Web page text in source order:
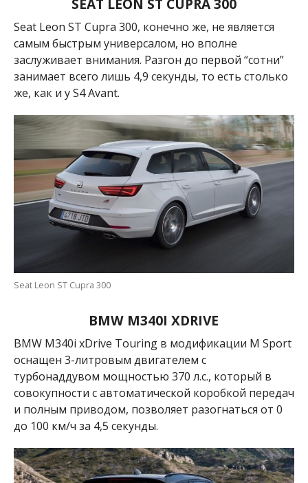
SEAT LEON ST CUPRA 300
Seat Leon ST Cupra 300, конечно же, не является
самым быстрым универсалом, но вполне
заслуживает внимания. Разгон до первой “сотни”
занимает всего лишь 4,9 секунды, то есть столько
же, как и уS4 Avant.
Seat Leon ST Cupra 300
BMW M340I XDRIVE
BMW M340i xDrive Touring в модификации M Sport
оснащен 3-литровым двигателем с
турбонаддувом мощностью 370 л.с., который в
совокупности с автоматической коробкой передач
и полным приводом, позволяет разогнаться от 0
до 100 км/ч за 4,5 секунды.